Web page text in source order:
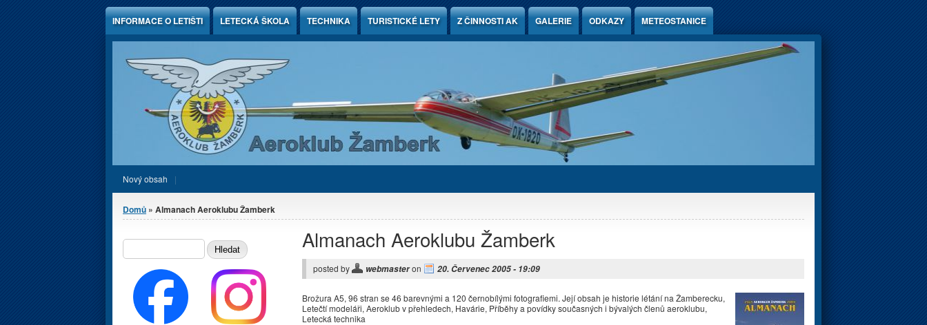
INFORMACE O LETIŠTI LETECKÁ ŠKOLA TECHNIKA TURISTICKÉ LETY Z ČINNOSTI AK GALERIE ODKAZY METEOSTANICE
Nový obsah
Jste zde
Domů » Almanach Aeroklubu Žamberk
Almanach Aeroklubu Žamberk
posted by webmasteron 20. Červenec 2005 - 19:09
Brožura A5, 96 stran se 46 barevnými a 120 černobílými fotografiemi. Její obsah je historie létání na Žamberecku,
Letečtí modeláři, Aeroklub v přehledech, Havárie, Příběhy a povídky současných i bývalých členů aeroklubu,
Letecká technika
Vyhledávání